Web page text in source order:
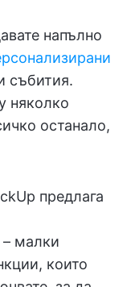
напълно
събития.
няколко
останало,
предлага
– малки
които